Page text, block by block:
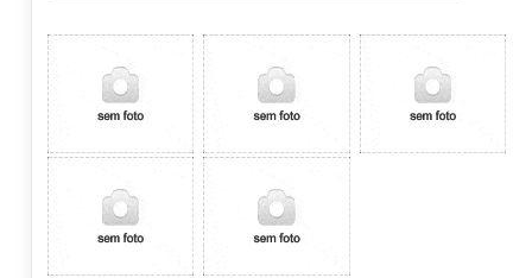
Qui:
09:00- 18:00
- 18:00
Fecha às 18:00
Sáb:
Fechado
Dom:
Fechado